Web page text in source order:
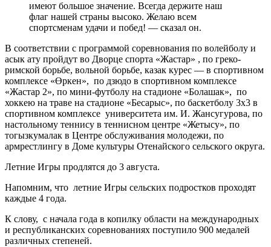
имеют большое значение. Всегда держите наш
флаг нашей страны высоко. Желаю всем
спортсменам удачи и побед! — сказал он.
В соответствии с программой соревнования по волейболу и
асык ату пройдут во Дворце спорта «Жастар» , по греко-
римской борьбе, вольной борьбе, казак курес — в спортивном
комплексе «Өркен», по дзюдо в спортивном комплексе
«Жастар 2», по мини-футболу на стадионе «Болашак», по
хоккею на траве на стадионе «Бесарыс», по баскетболу 3х3 в
спортивном комплексе университета им. И. Жансугурова, по
настольному теннису в теннисном центре «Жетысу», по
тогызкумалак в Центре обслуживания молодежи, по
армрестлингу в Доме культуры Отенайского сельского округа.
Летние Игры продлятся до 3 августа.
Напомним, что летние Игры сельских подростков проходят
каждые 4 года.
К слову, с начала года в копилку области на международных
и республиканских соревнованиях поступило 900 медалей
различных степеней.